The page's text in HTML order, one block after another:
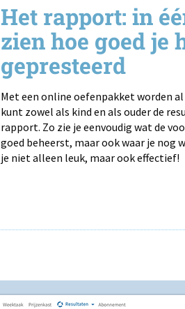
Het rapport: in
zien hoe goed je
gepresteerd
Met een online oefenpakket worden
kunt zowel als kind en als ouder de
rapport. Zo zie je eenvoudig wat de
goed beheerst, maar ook waar je nog
je niet alleen leuk, maar ook effectief!